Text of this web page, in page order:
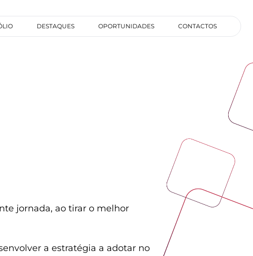
DESTAQUES OPORTUNIDADES CONTACTOS
jornada, ao tirar o melhor
a estratégia a adotar no